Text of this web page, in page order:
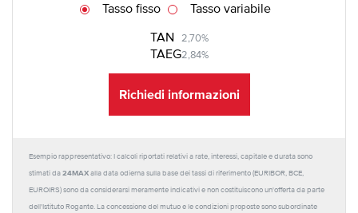
TAN 2,70%
TAEG2,84%
Tasso fisso Tasso variabile
Richiedi informazioni
Esempio rappresentativo: I calcoli riportati relativi a rate, interessi, capitale e durata sono
stimati da 24MAX alla data odierna sulla base dei tassi di riferimento (EURIBOR, BCE,
EUROIRS) sono da considerarsi meramente indicativi e non costituiscono un'offerta da parte
dell'Istituto Rogante. La concessione del mutuo e le condizioni proposte sono subordinate